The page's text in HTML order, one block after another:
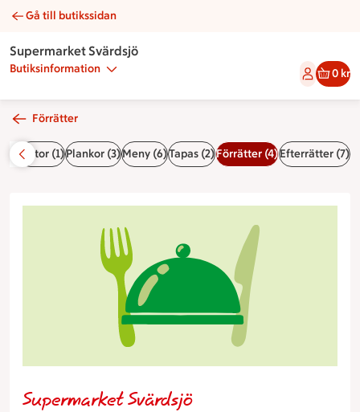
Räkcocktail | Catering Supermarket Svärdsjö
Gå till butikssidan
Supermarket Svärdsjö
Butiksinformation 0 kr
Förrätter
Tårtor (1)Plankor (3)Meny (6)Tapas (2)Förrätter (4)Efterrätter (7)
Supermarket Svärdsjö